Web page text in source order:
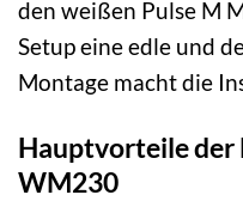
den weißen Pulse M
Setup eine edle und
Montage macht die
Hauptvorteile der
WM230